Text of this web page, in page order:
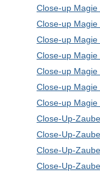
Close-up
Close-up Magie
Close-up Magie
Close-up Magie
Close-up Magie
Close-up
Close-up
Close-Up-
Close-Up-
Close-Up-
Close-Up-